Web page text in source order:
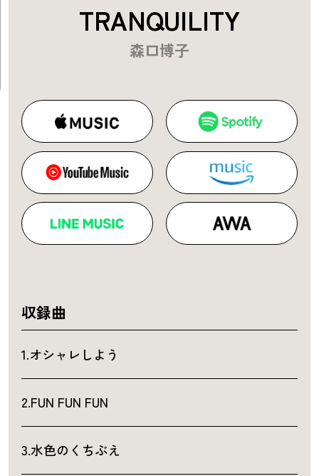
TRANQUILITY
森口博子
収録曲
1.オシャレしよう
2.FUN FUN FUN
3.水色のくちぶえ